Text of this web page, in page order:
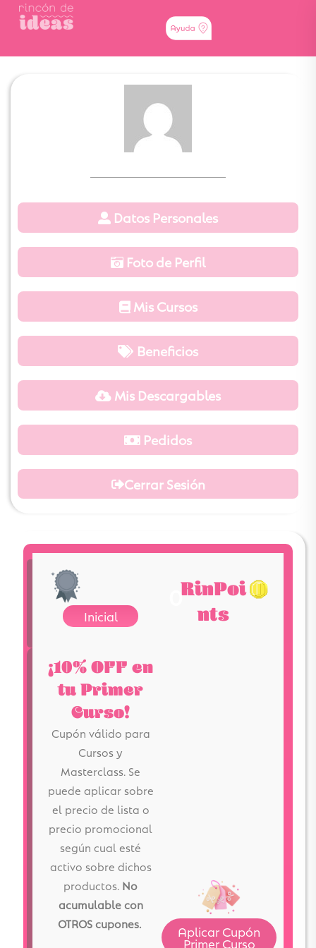
Datos Personales
Foto de Perfil
Mis Cursos
Beneficios
Mis Descargables
Pedidos
Cerrar Sesión
Inicial
0
RinPoi
nts
¡10% OFF en
tu Primer
Curso!
Cupón válido para
Cursos y
Masterclass. Se
puede aplicar sobre
el precio de lista o
precio promocional
según cual esté
activo sobre dichos
productos. No
acumulable con
OTROS cupones.
Aplicar Cupón
Primer Curso